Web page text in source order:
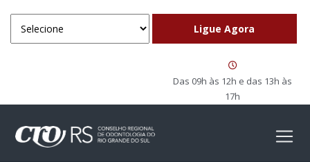
Das 09h às 12h e das 13h às
17h